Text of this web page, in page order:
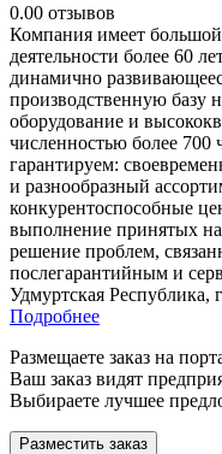
0.00 отзывов
Компания имеет
деятельности более 60
динамично
производственную базу
оборудование и
численностью более
гарантируем:
и разнообразный
конкурентоспособные
выполнение принятых на
решение проблем,
послегарантийным и
Удмуртская Республика,
Подробнее
Размещаете заказ на
Ваш заказ видят
Выбираете лучшее
Разместить заказ